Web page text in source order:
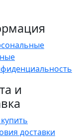
и
доставки